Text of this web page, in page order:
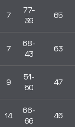
7
77-
39
65
7
68-
43
63
9
51-
50
47
14
66-
66
46